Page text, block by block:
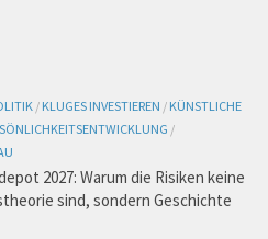
/ KLUGES INVESTIEREN / KÜNSTLICHE
/
2027: Warum die Risiken keine
sind, sondern Geschichte